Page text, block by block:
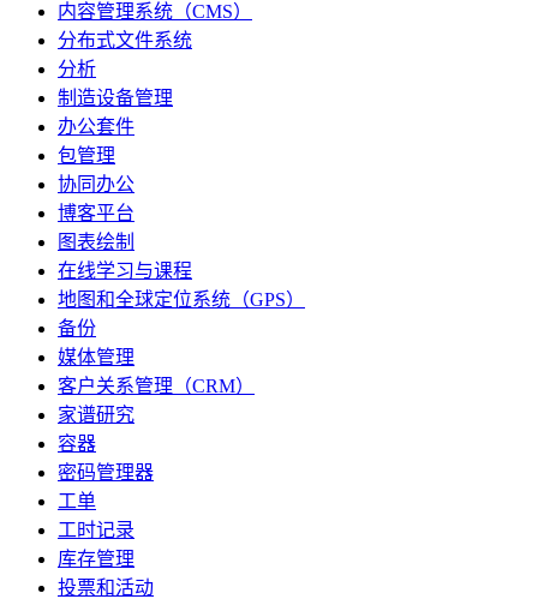
内容管理系统（CMS）
分布式文件系统
分析
制造设备管理
办公套件
包管理
协同办公
博客平台
图表绘制
在线学习与课程
地图和全球定位系统（GPS）
备份
媒体管理
客户关系管理（CRM）
家谱研究
容器
密码管理器
工单
工时记录
库存管理
投票和活动